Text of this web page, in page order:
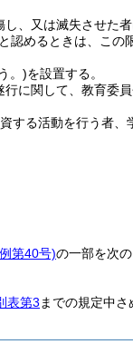
、又は滅失させた
認めるときは、この
。)を設置する。
に関して、教育委
する活動を行う者
第40号)の一部を次の
表第3 までの規定中